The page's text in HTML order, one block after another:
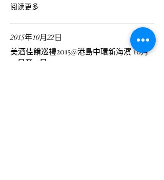
阅读更多
2015年10月22日
美酒佳餚巡禮2015@港島中環新海濱 10月
22日至25日,